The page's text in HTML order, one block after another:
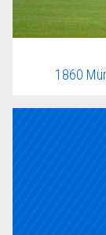
1860